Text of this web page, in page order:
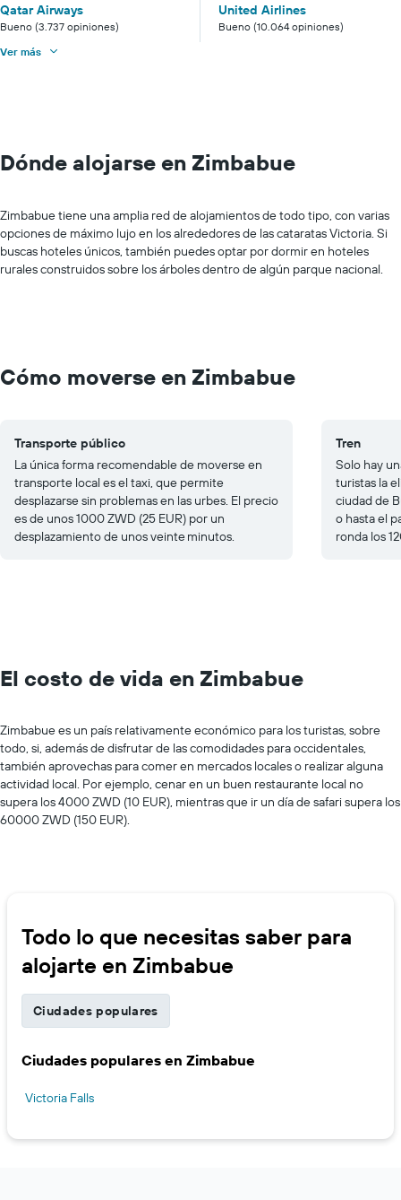
Qatar Airways
Bueno (3.737 opiniones)
United Airlines
Bueno (10.064 opiniones)
Ver más
Dónde alojarse en Zimbabue
Zimbabue tiene una amplia red de alojamientos de todo tipo, con varias
opciones de máximo lujo en los alrededores de las cataratas Victoria. Si
buscas hoteles únicos, también puedes optar por dormir en hoteles
rurales construidos sobre los árboles dentro de algún parque nacional.
Cómo moverse en Zimbabue
Transporte público
La única forma recomendable de moverse en
transporte local es el taxi, que permite
desplazarse sin problemas en las urbes. El precio
es de unos 1000 ZWD (25 EUR) por un
desplazamiento de unos veinte minutos.
Tren
Solo hay
turistas la
ciudad de
o hasta el
ronda los
El costo de vida en Zimbabue
Zimbabue es un país relativamente económico para los turistas, sobre
todo, si, además de disfrutar de las comodidades para occidentales,
también aprovechas para comer en mercados locales o realizar alguna
actividad local. Por ejemplo, cenar en un buen restaurante local no
supera los 4000 ZWD (10 EUR), mientras que ir un día de safari supera los
60000 ZWD (150 EUR).
Todo lo que necesitas saber para
alojarte en Zimbabue
Ciudades populares
Ciudades populares en Zimbabue
Victoria Falls